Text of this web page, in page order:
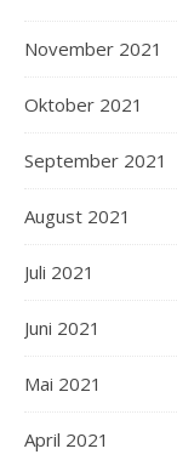
November 2021
Oktober 2021
September 2021
August 2021
Juli 2021
Juni 2021
Mai 2021
April 2021